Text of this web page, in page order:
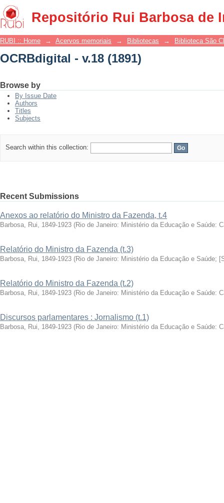
Repositório Rui Barbosa de
OCRBdigital - v.18 (1891)
RUBI :: Home → Acervos memoriais → Bibliotecas → Biblioteca São
OCRBdigital - v.18 (1891)
Browse by
By Issue Date
Authors
Titles
Subjects
Search within this collection:
Recent Submissions
Anexos ao relatório do Ministro da Fazenda, t.4
Barbosa, Rui, 1849-1923 (Rio de Janeiro: Ministério da Educação e Saúde:
Relatório do Ministro da Fazenda (t.3)
Barbosa, Rui, 1849-1923 (Rio de Janeiro: Ministério da Educação e Saúde;
Relatório do Ministro da Fazenda (t.2)
Barbosa, Rui, 1849-1923 (Rio de Janeiro: Ministério da Educação e Saúde:
Discursos parlamentares : Jornalismo (t.1)
Barbosa, Rui, 1849-1923 (Rio de Janeiro: Ministério da Educação e Saúde: